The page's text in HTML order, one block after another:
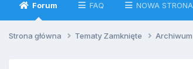
Forum FAQ NOWA STRONA
Strona główna Tematy Zamknięte Archiwum